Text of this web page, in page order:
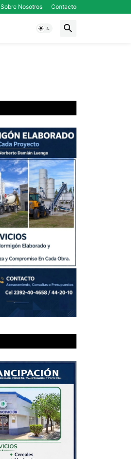
Sobre Nosotros Contacto